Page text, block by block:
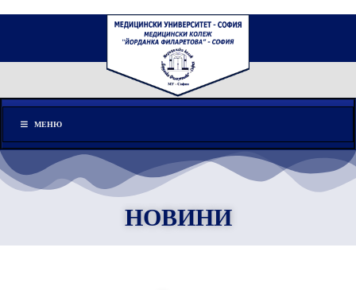
Меню
МЕНЮ
НОВИНИ